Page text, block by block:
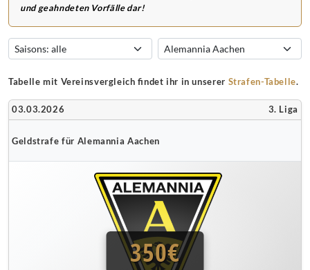
und geahndeten Vorfälle dar!
Tabelle mit Vereinsvergleich findet ihr in unserer Strafen-Tabelle.
03.03.2026 3. Liga
Geldstrafe für Alemannia Aachen
350€